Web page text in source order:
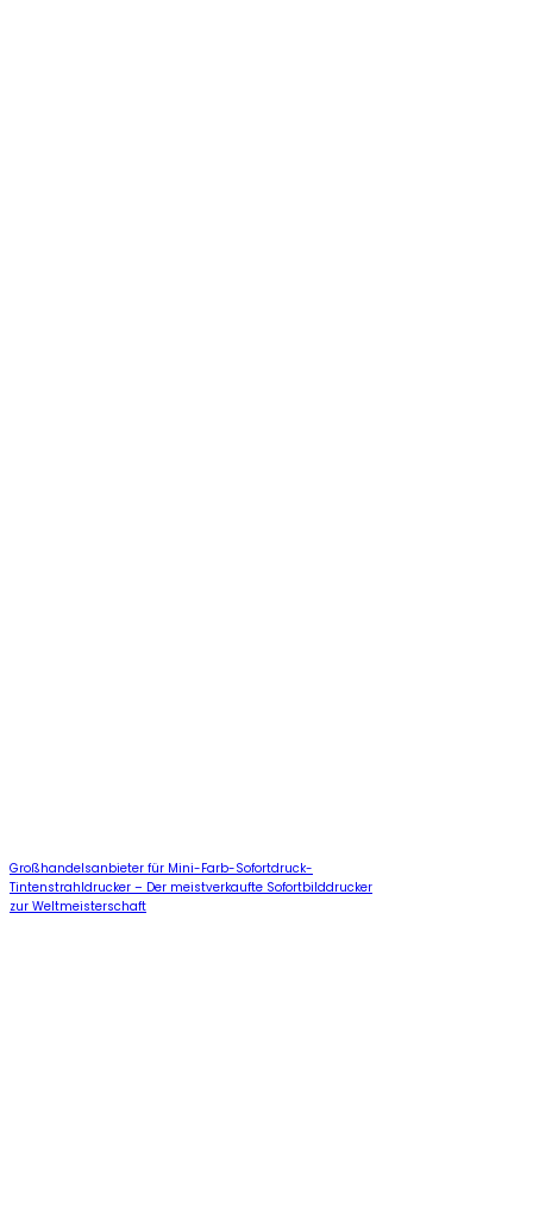
Großhandelsanbieter für Mini-Farb-Sofortdruck-
Tintenstrahldrucker – Der meistverkaufte Sofortbilddrucker
zur Weltmeisterschaft